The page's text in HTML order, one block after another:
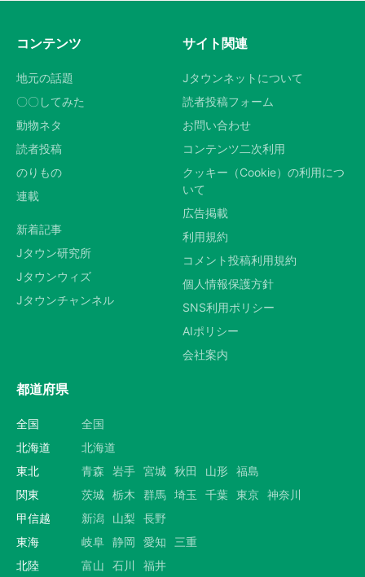
コンテンツ
地元の話題
〇〇してみた
動物ネタ
読者投稿
のりもの
連載
新着記事
Jタウン研究所
Jタウンウィズ
Jタウンチャンネル
サイト関連
Jタウンネットについて
読者投稿フォーム
お問い合わせ
コンテンツ二次利用
クッキー（Cookie）の利用につ
いて
広告掲載
利用規約
コメント投稿利用規約
個人情報保護方針
SNS利用ポリシー
AIポリシー
会社案内
都道府県
全国
全国
北海道
北海道
東北
青森 岩手 宮城 秋田 山形 福島
関東
茨城 栃木 群馬 埼玉 千葉 東京 神奈川
甲信越
新潟 山梨
長野
東海
岐阜 静岡 愛知
三重
北陸
富山 石川 福井